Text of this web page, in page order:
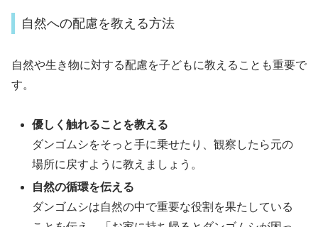
自然への配慮を教える方法
自然や生き物に対する配慮を子どもに教えることも重要で
す。
優しく触れることを教える
ダンゴムシをそっと手に乗せたり、観察したら元の
場所に戻すように教えましょう。
自然の循環を伝える
ダンゴムシは自然の中で重要な役割を果たしている